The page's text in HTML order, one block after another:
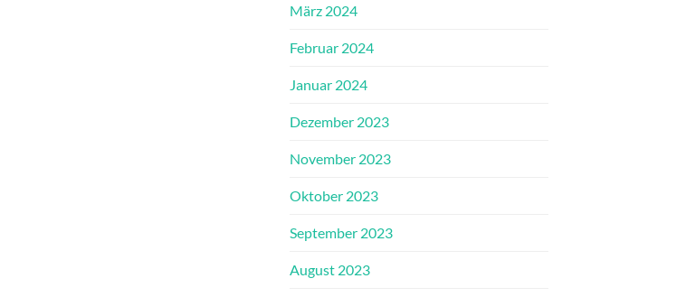
März 2024
Februar 2024
Januar 2024
Dezember 2023
November 2023
Oktober 2023
September 2023
August 2023